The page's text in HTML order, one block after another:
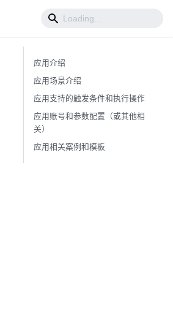
应用介绍
应用场景介绍
应用支持的触发条件和执行操作
应用账号和参数配置（或其他相
关）
应用相关案例和模板